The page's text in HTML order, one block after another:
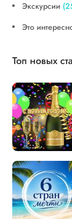
Экскурсии
Это
Топ новых